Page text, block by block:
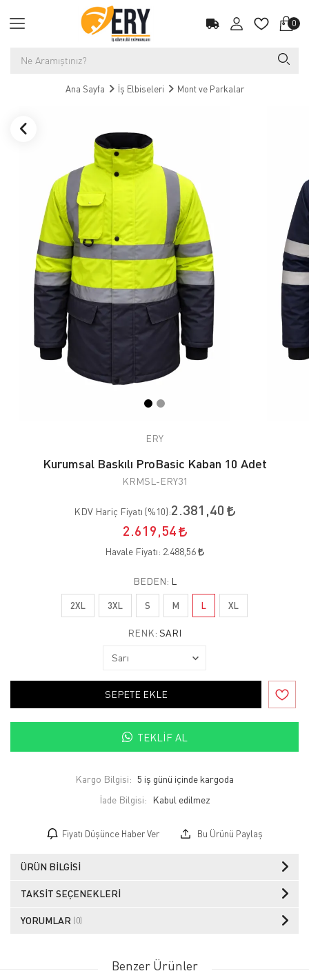
0
Ana Sayfa İş Elbiseleri Mont ve Parkalar
ERY
Kurumsal Baskılı ProBasic Kaban 10 Adet
KRMSL-ERY31
KDV Hariç Fiyatı (%10):2.381,40
2.619,54
Havale Fiyatı: 2.488,56
BEDEN: L
2XL 3XL S M L XL
RENK: SARI
SEPETE EKLE
TEKLIF AL
Kargo Bilgisi: 5 iş günü içinde kargoda
İade Bilgisi:
Fiyatı Düşünce Haber Ver Bu Ürünü Paylaş
ÜRÜN BILGISI
TAKSIT SEÇENEKLERI
YORUMLAR (0)
Benzer Ürünler